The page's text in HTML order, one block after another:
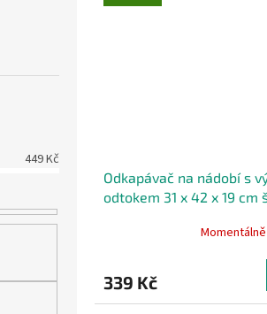
449Kč
Odkapávač na nádobí s
odtokem 31 x 42 x 19 cm
je
5,0
339 Kč